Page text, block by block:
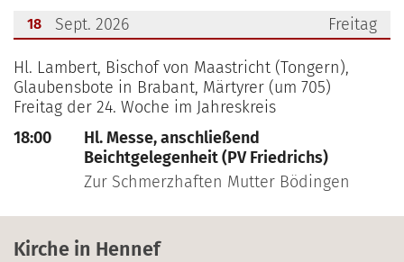
Freitag
18
Sept. 2026
???msg.page.sr.date??? 18. September 2026
Hl. Lambert, Bischof von Maastricht (Tongern),
Glaubensbote in Brabant, Märtyrer (um 705)
Freitag der 24. Woche im Jahreskreis
18:00
Hl. Messe, anschließend
Beichtgelegenheit (PV Friedrichs)
Zur Schmerzhaften Mutter Bödingen
Kirche in Hennef